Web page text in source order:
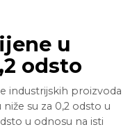
u
odsto
industrijskih proizvoda
su za 0,2 odsto u
u odnosu na isti